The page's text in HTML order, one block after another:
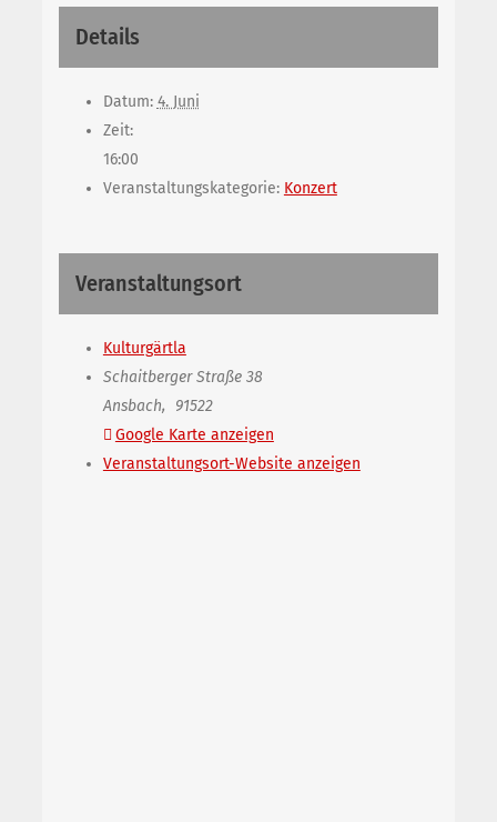
Details
Datum: 4. Juni
Zeit:
16:00
Veranstaltungskategorie: Konzert
Veranstaltungsort
Kulturgärtla
Schaitberger Straße 38
Ansbach, 91522
Google Karte anzeigen
Veranstaltungsort-Website anzeigen